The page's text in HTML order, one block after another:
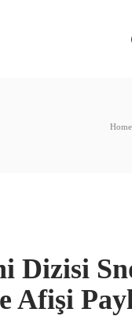
Home
Dizisi
Afişi